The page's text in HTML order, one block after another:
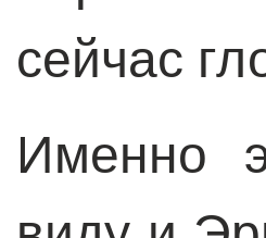
сейчас
Именно